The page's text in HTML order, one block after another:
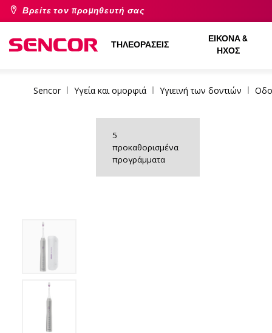
Βρείτε τον προμηθευτή σας
ΤΗΛΕΟΡΆΣΕΙΣ
ΕΙΚΌΝΑ &
ΉΧΟΣ
Sencor Υγεία και ομορφιά Υγιεινή των δοντιών
5
προκαθορισμένα
προγράμματα